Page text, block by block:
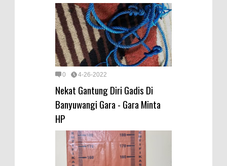
0 4-26-2022
Nekat Gantung Diri Gadis Di
Banyuwangi Gara - Gara Minta
HP